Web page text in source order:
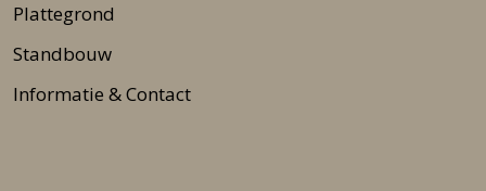
Plattegrond
Standbouw
Informatie & Contact